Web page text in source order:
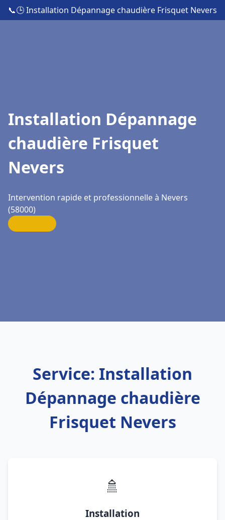
📞🕒 Installation Dépannage chaudière Frisquet Nevers
Installation Dépannage
chaudière Frisquet
Nevers
Intervention rapide et professionnelle à Nevers
(58000)
Service: Installation
Dépannage chaudière
Frisquet Nevers
🚿
Installation